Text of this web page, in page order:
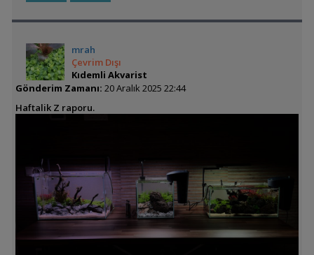
mrah
Çevrim Dışı
Kıdemli Akvarist
Gönderim Zamanı: 20 Aralık 2025 22:44
Haftalik Z raporu.